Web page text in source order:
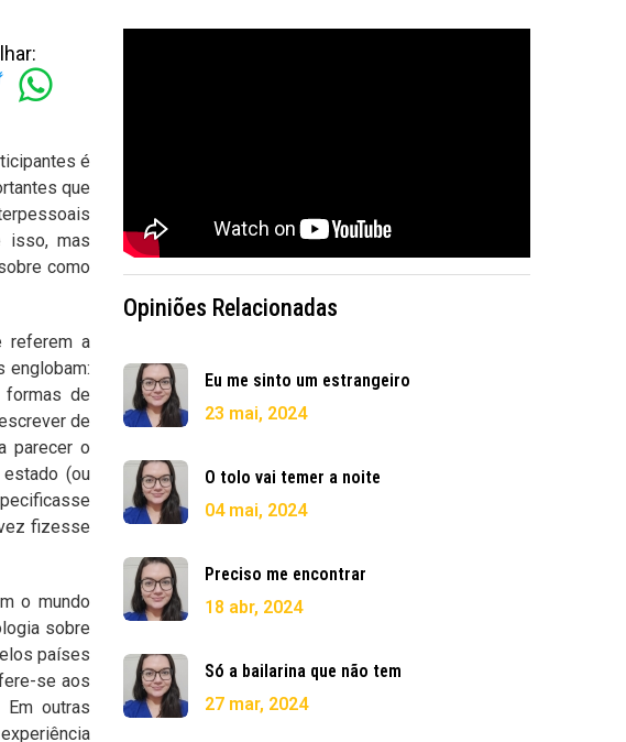
é
que
isso, mas
como
referem a
englobam:
formas de
de
parecer o
(ou
fizesse
o mundo
sobre
países
se aos
outras
Opiniões Relacionadas
Eu me sinto um estrangeiro
23 mai, 2024
O tolo vai temer a noite
04 mai, 2024
Preciso me encontrar
18 abr, 2024
Só a bailarina que não tem
27 mar, 2024